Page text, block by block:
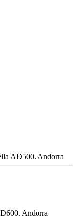
AD500. Andorra
Andorra